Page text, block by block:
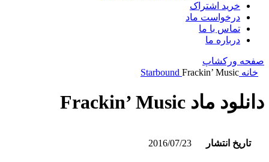
خرید اشتراک
درخواست ماد
تماس با ما
درباره ما
صفحه ورکشاپ
خانه
Starbound Frackin’ Music
دانلود ماد Frackin’ Music
تاریخ انتشار 2016/07/23